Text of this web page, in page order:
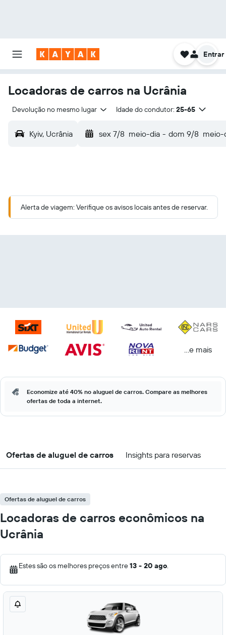
Entrar
Locadoras de carros na Ucrânia
Devolução no mesmo lugar Idade do condutor: 25-65
Kyiv, Ucrânia sex 7/8 meio-dia - dom 9/8 meio-
Alerta de viagem: Verifique os avisos locais antes de reservar.
...e mais
Economize até 40% no aluguel de carros. Compare as melhores
ofertas de toda a internet.
Ofertas de aluguel de carros Insights para reservas
Ofertas de aluguel de carros
Locadoras de carros econômicos na
Ucrânia
Estes são os melhores preços entre13 - 20 ago.